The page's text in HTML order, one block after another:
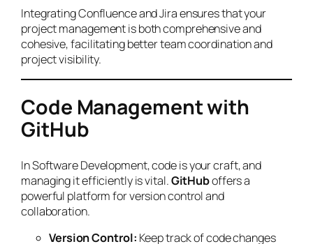
Integrating Confluence and Jira ensures that your
project management is both comprehensive and
cohesive, facilitating better team coordination and
project visibility.
Code Management with
GitHub
In Software Development, code is your craft, and
managing it efficiently is vital.GitHuboffers a
powerful platform for version control and
collaboration.
Version Control: Keep track of code changes